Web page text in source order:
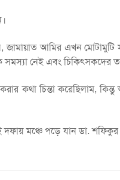
জামায়াত আমির এখন মোটামুটি
নেই এবং চিকিৎসকদের
কথা চিন্তা করেছিলাম,
মঞ্চে পড়ে যান ডা. শফিকুর